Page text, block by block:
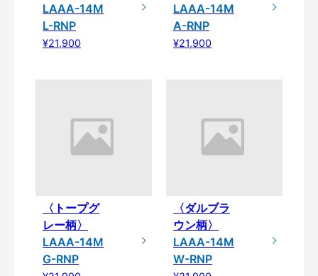
LAAA-14M
L-RNP
¥21,900
LAAA-14M
A-RNP
¥21,900
〈トープグ
レー柄〉
LAAA-14M
G-RNP
〈ダルブラ
ウン柄〉
LAAA-14M
W-RNP